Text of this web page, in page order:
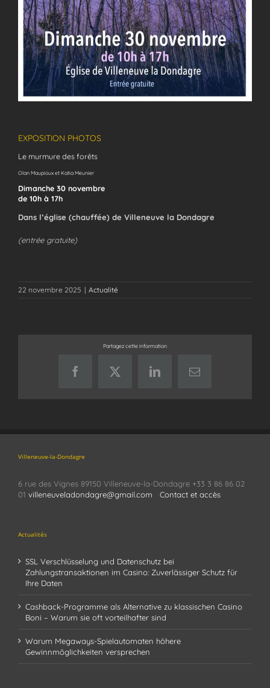
EXPOSITION PHOTOS
Le murmure des forêts
Olan Maupioux et Katia Meunier
Dimanche 30 novembre
de 10h à 17h
Dans l’église (chauffée) de Villeneuve la Dondagre
(entrée gratuite)
22 novembre 2025 | Actualité
Partagez cette information
FacebookX LinkedInEmail
Villeneuve-la-Dondagre
6 rue des Vignes 89150 Villeneuve-la-Dondagre +33 3 86 86 02
01 villeneuveladondagre@gmail.com Contact et accès
Actualités
SSL Verschlüsselung und Datenschutz bei
Zahlungstransaktionen im Casino: Zuverlässiger Schutz für
Ihre Daten
Cashback-Programme als Alternative zu klassischen Casino
Boni – Warum sie oft vorteilhafter sind
Warum Megaways-Spielautomaten höhere
Gewinnmöglichkeiten versprechen